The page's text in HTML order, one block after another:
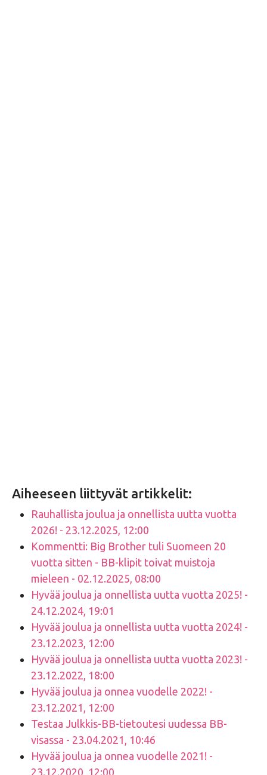
Aiheeseen liittyvät artikkelit:
Rauhallista joulua ja onnellista uutta vuotta
2026! - 23.12.2025, 12:00
Kommentti: Big Brother tuli Suomeen 20
vuotta sitten - BB-klipit toivat muistoja
mieleen - 02.12.2025, 08:00
Hyvää joulua ja onnellista uutta vuotta 2025! -
24.12.2024, 19:01
Hyvää joulua ja onnellista uutta vuotta 2024! -
23.12.2023, 12:00
Hyvää joulua ja onnellista uutta vuotta 2023! -
23.12.2022, 18:00
Hyvää joulua ja onnea vuodelle 2022! -
23.12.2021, 12:00
Testaa Julkkis-BB-tietoutesi uudessa BB-
visassa - 23.04.2021, 10:46
Hyvää joulua ja onnea vuodelle 2021! -
23.12.2020, 12:00